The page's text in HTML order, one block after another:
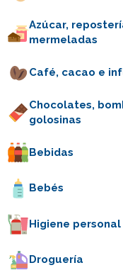
Azúcar,
mermeladas
Café, cacao e
Chocolates,
golosinas
Bebidas
Bebés
Higiene personal
Droguería